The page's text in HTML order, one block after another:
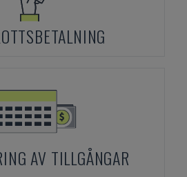
AV TILLGÅNGAR